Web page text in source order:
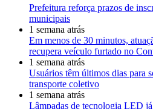
Prefeitura reforça prazos de
municipais
1 semana atrás
Em menos de 30 minutos,
recupera veículo furtado no
1 semana atrás
Usuários têm últimos dias para
transporte coletivo
1 semana atrás
Lâmpadas de tecnologia LED